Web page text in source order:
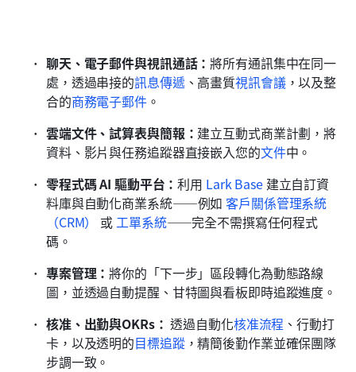
聊天、電子郵件與視訊通話：將所有通訊集中在同一
處，透過串接的訊息傳遞、高畫質視訊會議，以及整
合的商務電子郵件。
雲端文件、試算表與簡報： 建立互動式商業計劃，將
資料、影片與任務追蹤器直接嵌入您的文件中。
零程式碼 AI 驅動平台：利用 Lark Base 建立自訂資
料庫與自動化商業系統——例如 客戶關係管理系統
（CRM）
或 工單系統——完全不需撰寫任何程式
碼。
專案管理：將你的「下一步」區段轉化為動態路線
圖，並透過自動提醒、甘特圖與看板即時追蹤進度。
核准、出勤與OKRs： 透過自動化核准流程 、行動打
卡，以及透明的目標追蹤，精簡後勤作業並確保團隊
步調一致。